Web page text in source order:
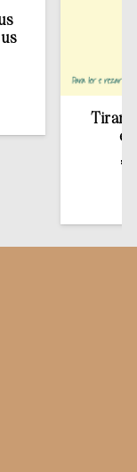
Tirar a